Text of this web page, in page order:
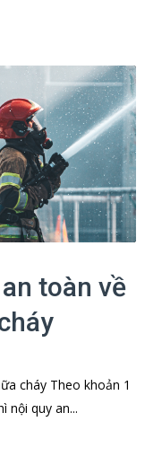
toàn về
cháy Theo khoản 1
nội quy an...